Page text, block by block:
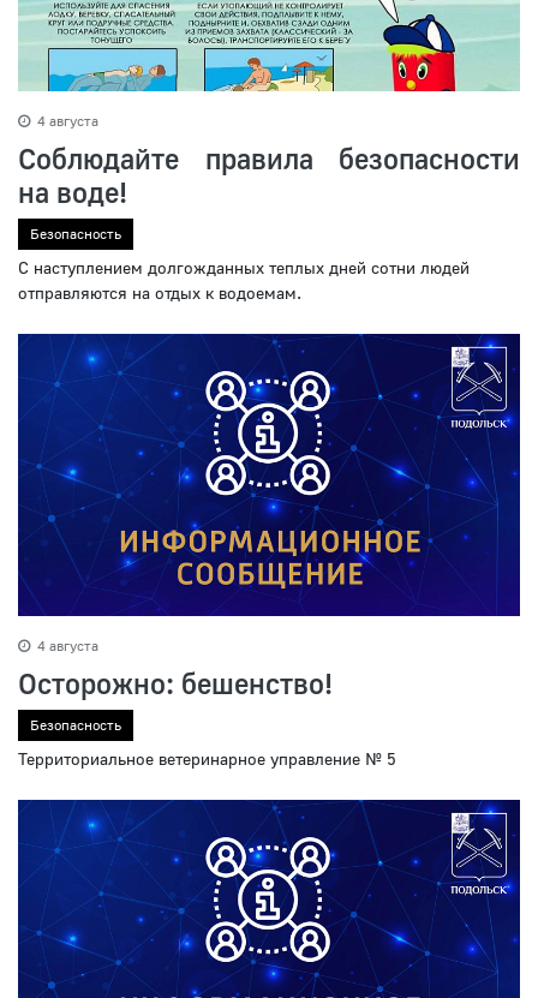
4 августа
Соблюдайте правила безопасности
на воде!
Безопасность
С наступлением долгожданных теплых дней сотни людей
отправляются на отдых к водоемам.
4 августа
Осторожно: бешенство!
Безопасность
Территориальное ветеринарное управление № 5